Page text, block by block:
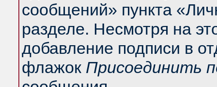
сообщений» пункта
разделе. Несмотря на
добавление подписи в
флажок Присоединить